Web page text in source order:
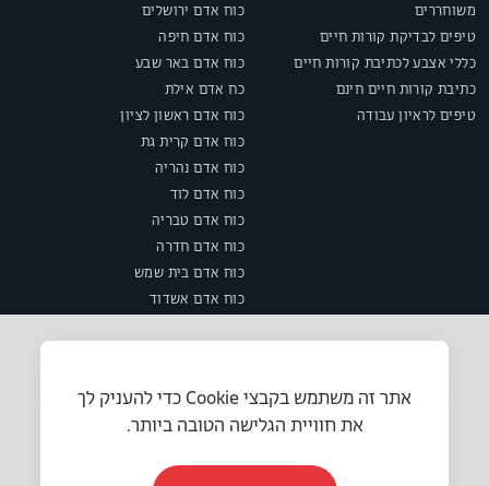
משוחררים
טיפים לבדיקת קורות חיים
כללי אצבע לכתיבת קורות חיים
כתיבת קורות חיים חינם
טיפים לראיון עבודה
כוח אדם ירושלים
כוח אדם חיפה
כוח אדם באר שבע
כח אדם אילת
כוח אדם ראשון לציון
כוח אדם קרית גת
כוח אדם נהריה
כוח אדם לוד
כוח אדם טבריה
כוח אדם חדרה
כוח אדם בית שמש
כוח אדם אשדוד
אתר זה משתמש בקבצי Cookie כדי להעניק לך
את חוויית הגלישה הטובה ביותר.